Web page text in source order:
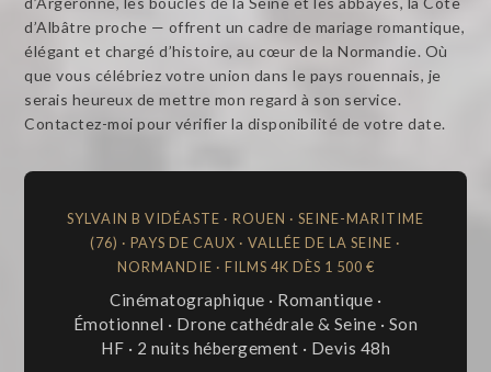
d’Albâtre proche — offrent un cadre de mariage romantique,
élégant et chargé d’histoire, au cœur de la Normandie. Où
que vous célébriez votre union dans le pays rouennais, je
serais heureux de mettre mon regard à son service.
Contactez-moi pour vérifier la disponibilité de votre date.
SYLVAIN B VIDÉASTE · ROUEN · SEINE-MARITIME
(76) · PAYS DE CAUX · VALLÉE DE LA SEINE ·
NORMANDIE · FILMS 4K DÈS 1 500 €
Cinématographique · Romantique ·
Émotionnel · Drone cathédrale & Seine · Son
HF · 2 nuits hébergement · Devis 48h